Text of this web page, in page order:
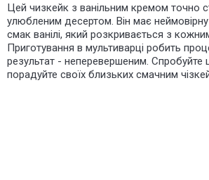
Цей чизкейк з ванільним кремом точно
улюбленим десертом. Він має неймовірну
смак ванілі, який розкривається з
Приготування в мультиварці робить
результат - неперевершеним. Спробуйте
порадуйте своїх близьких смачним